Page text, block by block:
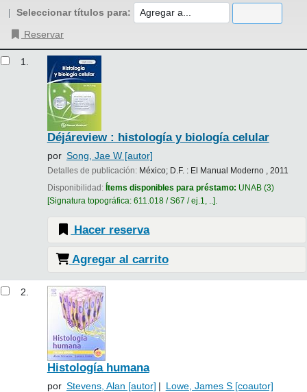
Seleccionar títulos para:
Reservar
1.
Déjáreview : histología y biología celular
por Song, Jae W[autor]
Detalles de publicación: México; D.F. : El Manual Moderno , 2011
Disponibilidad: Ítems disponibles para préstamo: UNAB(3)
Signatura topográfica: 611.018 / S67 / ej.1, .. .
Hacer reserva
Agregar al carrito
2.
Histología humana
por Stevens, Alan [autor] Lowe, James S[coautor]